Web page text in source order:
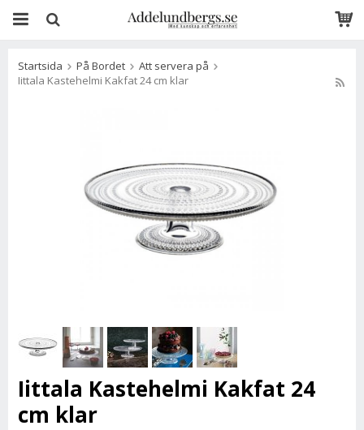
Startsida På Bordet
Att servera på
Iittala Kastehelmi Kakfat 24 cm klar
Iittala Kastehelmi Kakfat 24
cm klar